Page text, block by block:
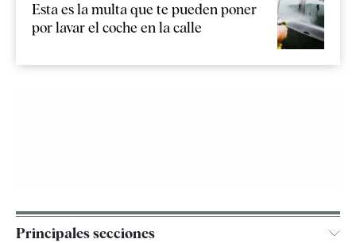
Esta es la multa que te pueden poner
por lavar el coche en la calle
Principales secciones